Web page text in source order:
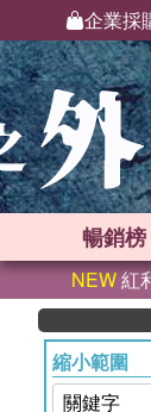
企業採
暢銷榜
NEW紅
縮小範圍